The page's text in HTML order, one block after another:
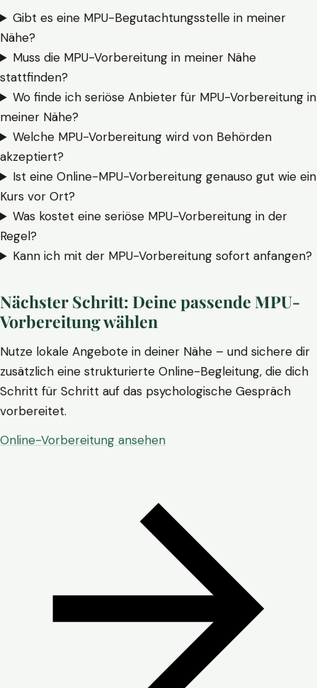
Gibt es eine MPU-Begutachtungsstelle in meiner
Nähe?
Muss die MPU-Vorbereitung in meiner Nähe
stattfinden?
Wo finde ich seriöse Anbieter für MPU-Vorbereitung in
meiner Nähe?
Welche MPU-Vorbereitung wird von Behörden
akzeptiert?
Ist eine Online-MPU-Vorbereitung genauso gut wie ein
Kurs vor Ort?
Was kostet eine seriöse MPU-Vorbereitung in der
Regel?
Kann ich mit der MPU-Vorbereitung sofort anfangen?
Nächster Schritt: Deine passende MPU-
Vorbereitung wählen
Nutze lokale Angebote in deiner Nähe – und sichere dir
zusätzlich eine strukturierte Online-Begleitung, die dich
Schritt für Schritt auf das psychologische Gespräch
vorbereitet.
Online-Vorbereitung ansehen